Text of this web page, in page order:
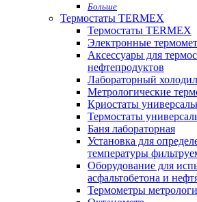
Больше
Термостаты TERMEX
Термостаты TERMEX
Электронные
Аксессуары для
нефтепродуктов
Лабораторный
Метрологические
Криостаты
Термостаты
Баня лабораторная
Установка для
температуры
Оборудование для
асфальтобетона и
Термометры